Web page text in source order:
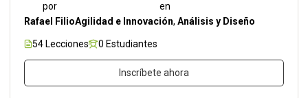
por
Rafael Filio
en
Agilidad e Innovación, Análisis y Diseño
54 Lecciones 0 Estudiantes
Inscríbete ahora